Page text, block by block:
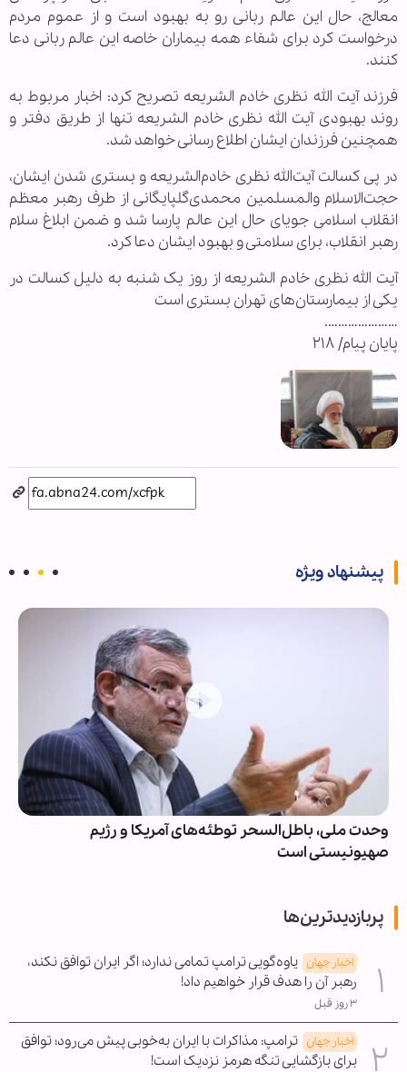
معالج، حال این عالم ربانی رو به بهبود است و از عموم مردم
درخواست کرد برای شفاء همه بیماران خاصه این عالم ربانی دعا
کنند.
فرزند آیت الله نظری خادم الشریعه تصریح کرد: اخبار مربوط به
روند بهبودی آیت الله نظری خادم الشریعه تنها از طریق دفتر و
همچنین فرزندان ایشان اطلاع رسانی خواهد شد.
در پی کسالت آیت‌الله نظری خادم‌الشریعه و بستری شدن ایشان،
حجت‌الاسلام والمسلمین محمدی‌گلپایگانی از طرف رهبر معظم
انقلاب اسلامی جویای حال این عالم پارسا شد و ضمن ابلاغ سلام
رهبر انقلاب، برای سلامتی و بهبود ایشان دعا کرد.
آیت الله نظری خادم الشریعه از روز یک شنبه به دلیل کسالت در
یکی از بیمارستان‌های تهران بستری است
………………….
پایان پیام/ ۲۱۸
پیشنهاد ویژه
وحدت ملی، باطل‌السحر توطئه‌های آمریکا و رژیم
صهیونیستی است
پربازدیدترین‌ها
اخبار جهان یاوه‌گویی ترامپ تمامی ندارد؛ اگر ایران توافق نکند،
رهبر آن را هدف قرار خواهیم داد!
۳ روز قبل
اخبار جهان ترامپ: مذاکرات با ایران به‌خوبی پیش می‌رود؛ توافق
برای بازگشایی تنگه هرمز نزدیک است!